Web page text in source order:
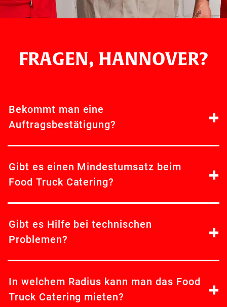
FRAGEN, HANNOVER?
Bekommt man eine
Auftragsbestätigung?
Gibt es einen Mindestumsatz beim
Food Truck Catering?
Gibt es Hilfe bei technischen
Problemen?
In welchem Radius kann man das Food
Truck Catering mieten?